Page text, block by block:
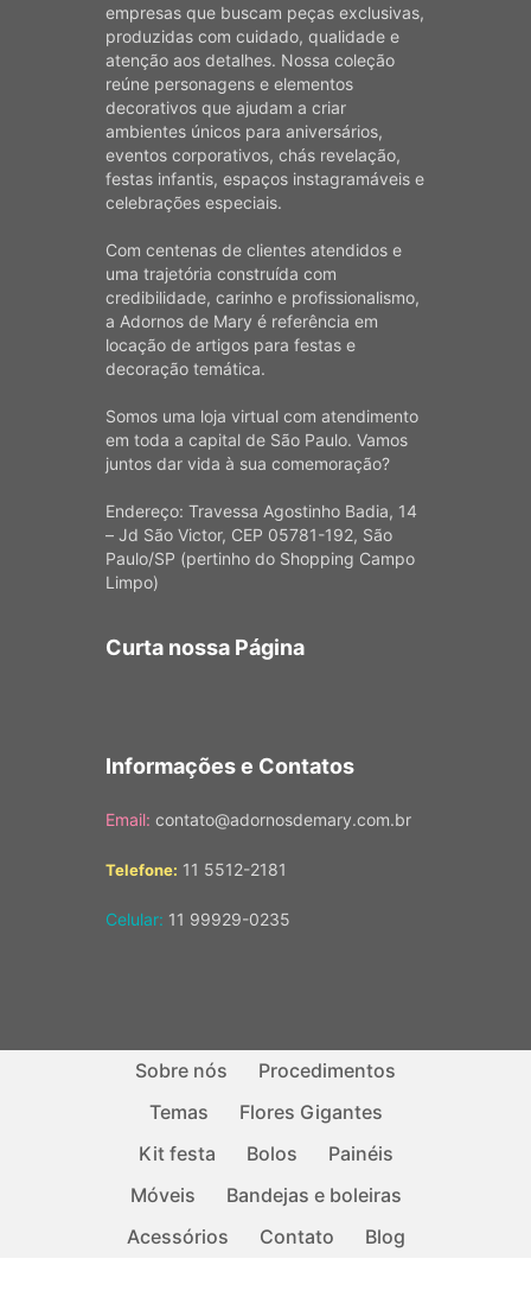
empresas que buscam peças exclusivas,
produzidas com cuidado, qualidade e
atenção aos detalhes. Nossa coleção
reúne personagens e elementos
decorativos que ajudam a criar
ambientes únicos para aniversários,
eventos corporativos, chás revelação,
festas infantis, espaços instagramáveis e
celebrações especiais.
Com centenas de clientes atendidos e
uma trajetória construída com
credibilidade, carinho e profissionalismo,
a Adornos de Mary é referência em
locação de artigos para festas e
decoração temática.
Somos uma loja virtual com atendimento
em toda a capital de São Paulo. Vamos
juntos dar vida à sua comemoração?
Endereço: Travessa Agostinho Badia, 14
– Jd São Victor, CEP 05781-192, São
Paulo/SP (pertinho do Shopping Campo
Limpo)
Curta nossa Página
Informações e Contatos
Email: contato@adornosdemary.com.br
Telefone: 11 5512-2181
Celular: 11 99929-0235
Sobre nós
Procedimentos
Temas
Flores Gigantes
Kit festa
Bolos
Painéis
Móveis
Bandejas e boleiras
Acessórios
Contato Blog